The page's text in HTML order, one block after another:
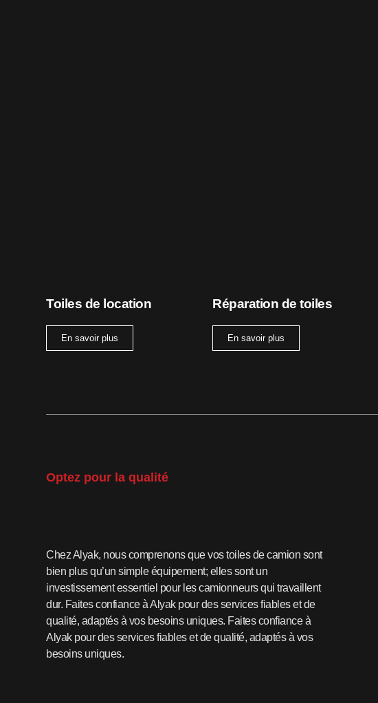
Toiles de location
En savoir plus
Réparation de toiles
En savoir plus
Optez pour la qualité
Chez Alyak, nous comprenons que vos toiles de camion sont
bien plus qu’un simple équipement; elles sont un
investissement essentiel pour les camionneurs qui travaillent
dur. Faites confiance à Alyak pour des services fiables et de
qualité, adaptés à vos besoins uniques. Faites confiance à
Alyak pour des services fiables et de qualité, adaptés à vos
besoins uniques.